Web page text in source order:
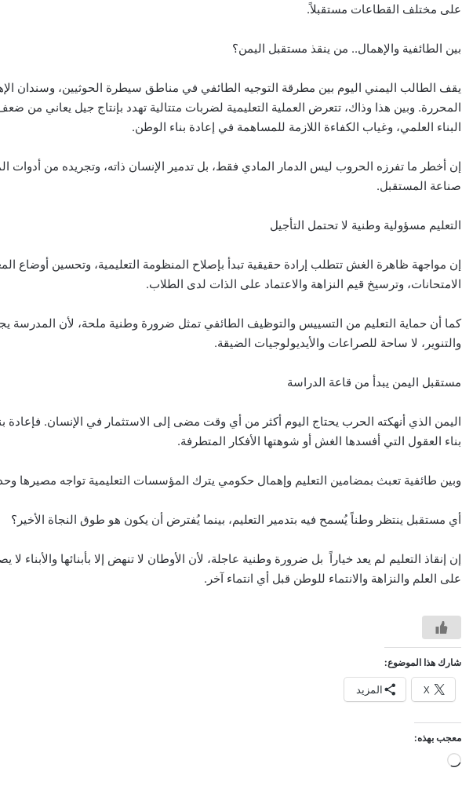
على مختلف القطاعات مستقبلاً.
بين الطائفية والإهمال.. من ينقذ مستقبل اليمن؟
يقف الطالب اليمني اليوم بين مطرقة التوجيه الطائفي في مناطق سيطرة الحوثيين، وسندان
المحررة. وبين هذا وذاك، تتعرض العملية التعليمية لضربات متتالية تهدد بإنتاج جيل يعاني من
البناء العلمي، وغياب الكفاءة اللازمة للمساهمة في إعادة بناء الوطن.
إن أخطر ما تفرزه الحروب ليس الدمار المادي فقط، بل تدمير الإنسان ذاته، وتجريده من أدوات
صناعة المستقبل.
التعليم مسؤولية وطنية لا تحتمل التأجيل
إن مواجهة ظاهرة الغش تتطلب إرادة حقيقية تبدأ بإصلاح المنظومة التعليمية، وتحسين أوضاع
الامتحانات، وترسيخ قيم النزاهة والاعتماد على الذات لدى الطلاب.
كما أن حماية التعليم من التسييس والتوظيف الطائفي تمثل ضرورة وطنية ملحة، لأن المدرسة
والتنوير، لا ساحة للصراعات والأيديولوجيات الضيقة.
مستقبل اليمن يبدأ من قاعة الدراسة
اليمن الذي أنهكته الحرب يحتاج اليوم أكثر من أي وقت مضى إلى الاستثمار في الإنسان. فإعادة
بناء العقول التي أفسدها الغش أو شوهتها الأفكار المتطرفة.
وبين طائفية تعبث بمضامين التعليم وإهمال حكومي يترك المؤسسات التعليمية تواجه مصيرها
أي مستقبل ينتظر وطناً يُسمح فيه بتدمير التعليم، بينما يُفترض أن يكون هو طوق النجاة الأخير؟
إن إنقاذ التعليم لم يعد خياراً بل ضرورة وطنية عاجلة، لأن الأوطان لا تنهض إلا بأبنائها والأبناء
على العلم والنزاهة والانتماء للوطن قبل أي انتماء آخر.
شارك هذا الموضوع:
X المزيد
معجب بهذه:
جاري